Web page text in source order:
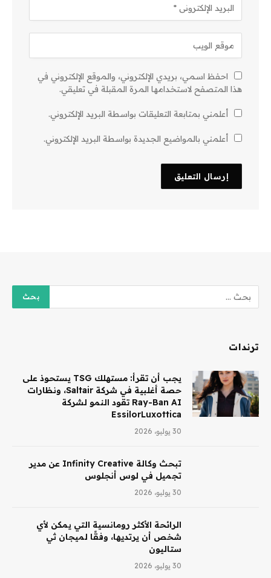
احفظ اسمي، بريدي الإلكتروني، والموقع الإلكتروني في
هذا المتصفح لاستخدامها المرة المقبلة في تعليقي.
أعلمني بمتابعة التعليقات بواسطة البريد الإلكتروني.
أعلمني بالمواضيع الجديدة بواسطة البريد الإلكتروني.
ترندات
يجب أن تقرأ: مستهلك TSG يستحوذ على
حصة أغلبية في شركة Saltair، ونظارات
Ray-Ban AI تقود النمو لشركة
EssilorLuxottica
30 يوليو، 2026
تبحث وكالة Infinity Creative عن مدير
تجميل في لوس أنجلوس
30 يوليو، 2026
الرائحة الأكثر رومانسية التي يمكن لأي
شخص أن يرتديها، وفقًا لميجان ثي
ستاليون
30 يوليو، 2026